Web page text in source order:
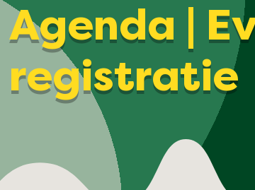
Agenda |
registratie